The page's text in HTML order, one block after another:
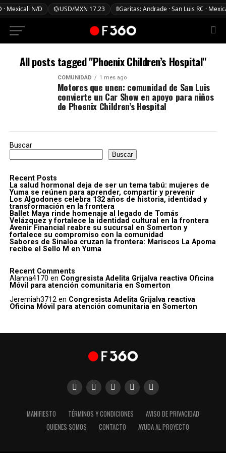
· Mexicali N/D 💱USD/MXN 17.23 🚦Garitas: Andrade · San Luis RC ·
All posts tagged "Phoenix Children’s Hospital"
COMUNIDAD 1 mes ago
Motores que unen: comunidad de San Luis
convierte un Car Show en apoyo para niños
de Phoenix Children’s Hospital
Buscar
Buscar
Recent Posts
La salud hormonal deja de ser un tema tabú: mujeres de
Yuma se reúnen para aprender, compartir y prevenir
Los Algodones celebra 132 años de historia, identidad y
transformación en la frontera
Ballet Maya rinde homenaje al legado de Tomás
Velázquez y fortalece la identidad cultural en la frontera
Avenir Financial reabre su sucursal en Somerton y
fortalece su compromiso con la comunidad
Sabores de Sinaloa cruzan la frontera: Mariscos La Apoma
recibe el Sello M en Yuma
Recent Comments
Alanna4170 en Congresista Adelita Grijalva reactiva Oficina
Móvil para atención comunitaria en Somerton
Jeremiah3712en Congresista Adelita Grijalva reactiva
Oficina Móvil para atención comunitaria en Somerton
MANIFIESTO TÉRMINOS Y CONDICIONES
AVISO DE PRIVACIDAD
QUIENES SOMOS
CONTACTO AYUDA AL PROYECTO